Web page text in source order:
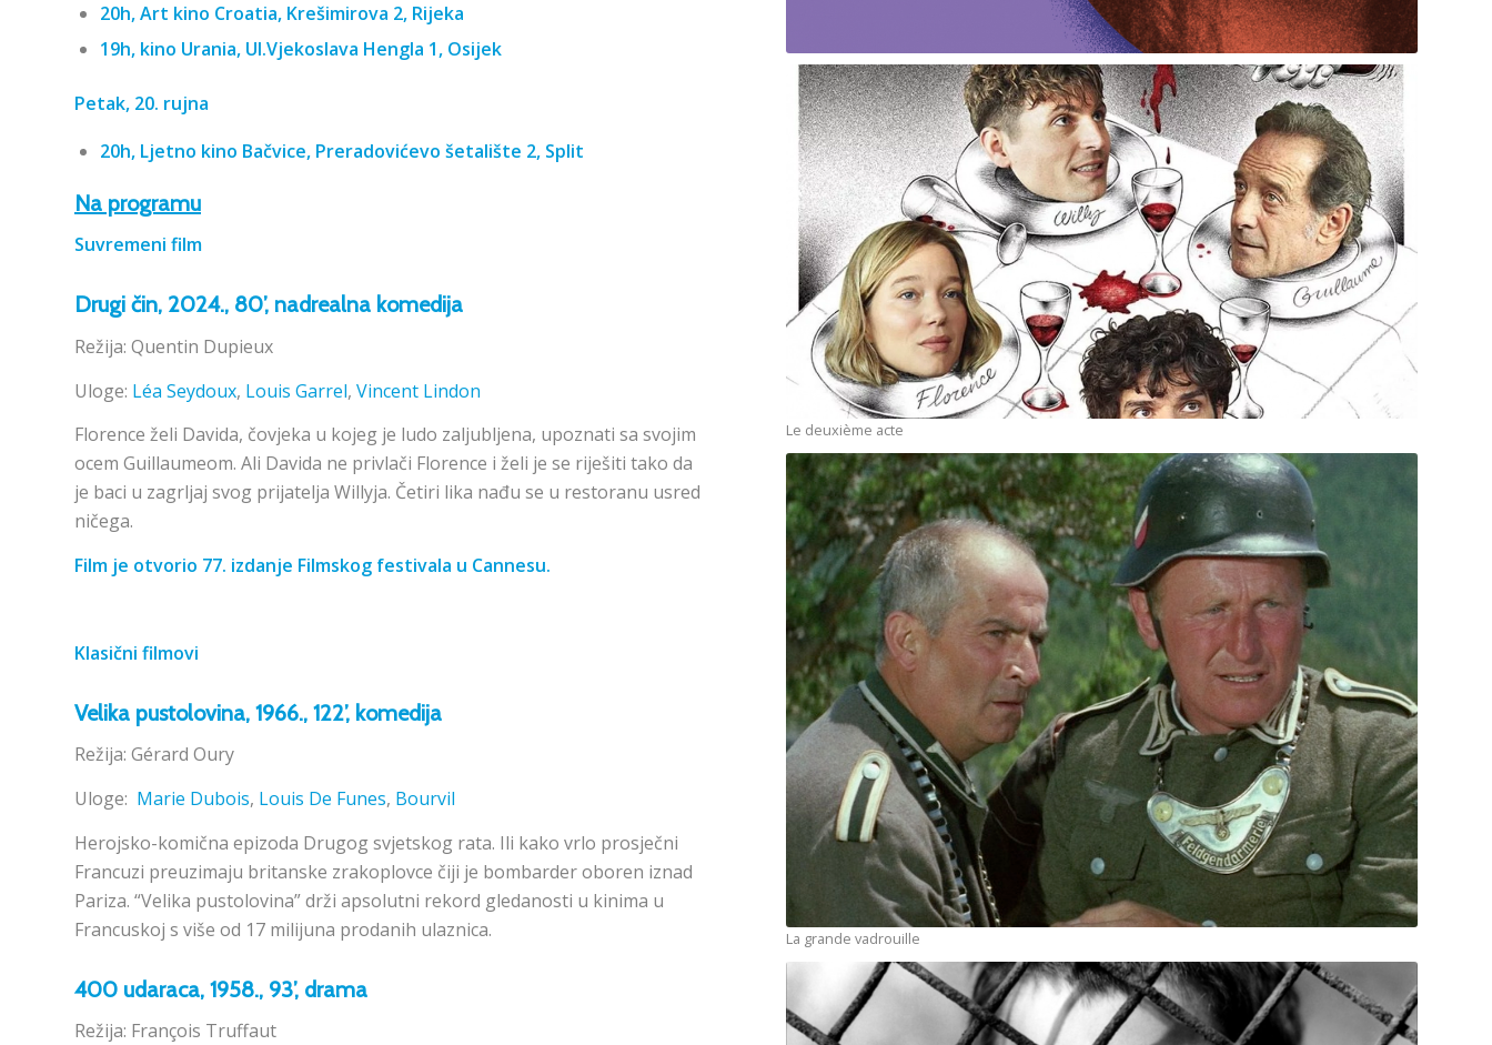
20h, Art kino Croatia, Krešimirova 2, Rijeka
19h, kino Urania, Ul.Vjekoslava Hengla 1, Osijek
Petak, 20. rujna
20h, Ljetno kino Bačvice, Preradovićevo šetalište 2, Split
Na programu
Suvremeni film
Drugi čin, 2024., 80’, nadrealna komedija
Režija: Quentin Dupieux
Uloge: Léa Seydoux, Louis Garrel, Vincent Lindon
Florence želi Davida, čovjeka u kojeg je ludo zaljubljena, upoznati sa svojim
ocem Guillaumeom. Ali Davida ne privlači Florence i želi je se riješiti tako da
je baci u zagrljaj svog prijatelja Willyja. Četiri lika nađu se u restoranu usred
ničega.
Film je otvorio 77. izdanje Filmskog festivala u Cannesu.
Klasični filmovi
Velika pustolovina, 1966., 122’, komedija
Režija: Gérard Oury
Uloge: Marie Dubois, Louis De Funes, Bourvil
Herojsko-komična epizoda Drugog svjetskog rata. Ili kako vrlo prosječni
Francuzi preuzimaju britanske zrakoplovce čiji je bombarder oboren iznad
Pariza. “Velika pustolovina” drži apsolutni rekord gledanosti u kinima u
Francuskoj s više od 17 milijuna prodanih ulaznica.
400 udaraca, 1958., 93’, drama
Režija: François Truffaut
Le deuxième acte
La grande vadrouille